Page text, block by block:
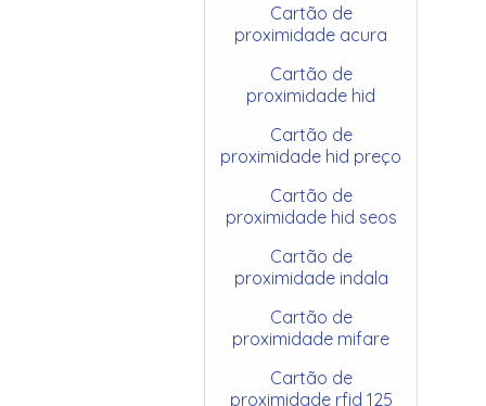
Cartão de
proximidade acura
Cartão de
proximidade hid
Cartão de
proximidade hid preço
Cartão de
proximidade hid seos
Cartão de
proximidade indala
Cartão de
proximidade mifare
Cartão de
proximidade rfid 125